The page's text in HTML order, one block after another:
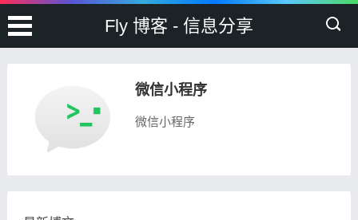
Fly 博客 - 信息分享
微信小程序
微信小程序